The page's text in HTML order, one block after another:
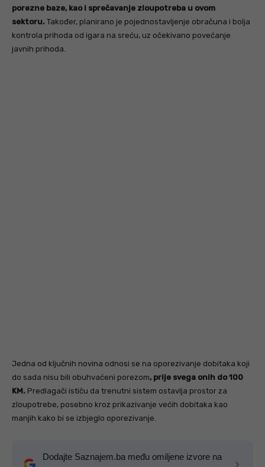
porezne baze, kao i sprečavanje zloupotreba u ovom
sektoru. Također, planirano je pojednostavljenje obračuna i bolja
kontrola prihoda od igara na sreću, uz očekivano povećanje
javnih prihoda.
Jedna od ključnih novina odnosi se na oporezivanje dobitaka koji
do sada nisu bili obuhvaćeni porezom, prije svega onih do 100
KM. Predlagači ističu da trenutni sistem ostavlja prostor za
zloupotrebe, posebno kroz prikazivanje većih dobitaka kao
manjih kako bi se izbjeglo oporezivanje.
Dodajte Saznajem.ba među omiljene izvore na